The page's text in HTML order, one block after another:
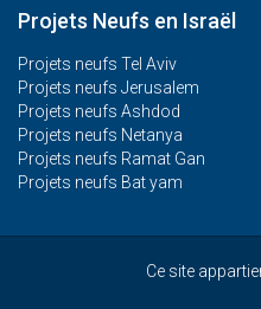
Projets Neufs en Israël
Projets neufs Tel Aviv
Projets neufs Jerusalem
Projets neufs Ashdod
Projets neufs Netanya
Projets neufs Ramat Gan
Projets neufs Bat yam
Ce site